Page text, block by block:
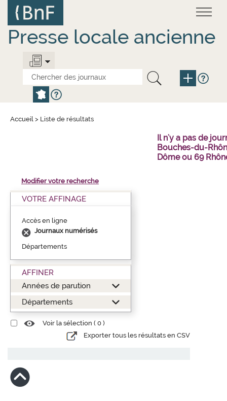
contenu
principal
Presse locale ancienne
Accueil > Liste de résultats
Il n'y a pas de
Bouches-du-
Dôme ou 69
Modifier votre recherche
VOTRE AFFINAGE
Accès en ligne
Journaux numérisés
Départements
AFFINER
Années de parution
Départements
Voir la sélection ( 0 )
Exporter tous les résultats en CSV
Panneau de gestion des cookies